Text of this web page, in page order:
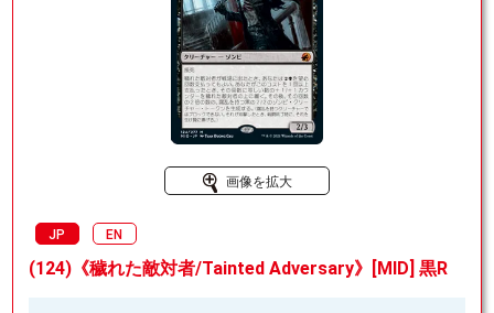
画像を拡大
JP EN
(124)《穢れた敵対者/Tainted Adversary》[MID] 黒R